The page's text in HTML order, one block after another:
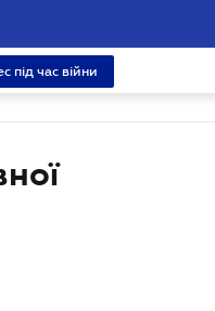
під час війни